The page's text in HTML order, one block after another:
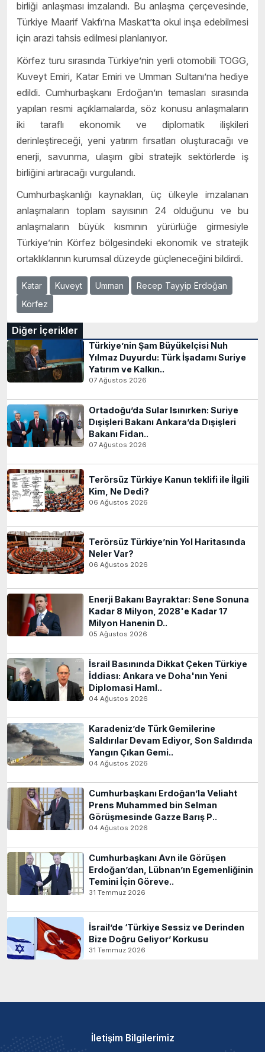
birliği anlaşması imzalandı. Bu anlaşma çerçevesinde,
Türkiye Maarif Vakfı’na Maskat’ta okul inşa edebilmesi
için arazi tahsis edilmesi planlanıyor.
Körfez turu sırasında Türkiye’nin yerli otomobili TOGG,
Kuveyt Emiri, Katar Emiri ve Umman Sultanı’na hediye
edildi. Cumhurbaşkanı Erdoğan’ın temasları sırasında
yapılan resmi açıklamalarda, söz konusu anlaşmaların
iki taraflı ekonomik ve diplomatik ilişkileri
derinleştireceği, yeni yatırım fırsatları oluşturacağı ve
enerji, savunma, ulaşım gibi stratejik sektörlerde iş
birliğini artıracağı vurgulandı.
Cumhurbaşkanlığı kaynakları, üç ülkeyle imzalanan
anlaşmaların toplam sayısının 24 olduğunu ve bu
anlaşmaların büyük kısmının yürürlüğe girmesiyle
Türkiye’nin Körfez bölgesindeki ekonomik ve stratejik
ortaklıklarının kurumsal düzeyde güçleneceğini bildirdi.
Katar Kuveyt Umman
Recep Tayyip Erdoğan
Körfez
Diğer İçerikler
Türkiye’nin Şam Büyükelçisi Nuh
Yılmaz Duyurdu: Türk İşadamı Suriye
Yatırım ve Kalkın..
07 Ağustos 2026
Ortadoğu’da Sular Isınırken: Suriye
Dışişleri Bakanı Ankara’da Dışişleri
Bakanı Fidan..
07 Ağustos 2026
Terörsüz Türkiye Kanun teklifi ile İlgili
Kim, Ne Dedi?
06 Ağustos 2026
Terörsüz Türkiye’nin Yol Haritasında
Neler Var?
06 Ağustos 2026
Enerji Bakanı Bayraktar: Sene Sonuna
Kadar 8 Milyon, 2028'e Kadar 17
Milyon Hanenin D..
05 Ağustos 2026
İsrail Basınında Dikkat Çeken Türkiye
İddiası: Ankara ve Doha'nın Yeni
Diplomasi Haml..
04 Ağustos 2026
Karadeniz’de Türk Gemilerine
Saldırılar Devam Ediyor, Son Saldırıda
Yangın Çıkan Gemi..
04 Ağustos 2026
Cumhurbaşkanı Erdoğan’la Veliaht
Prens Muhammed bin Selman
Görüşmesinde Gazze Barış P..
04 Ağustos 2026
Cumhurbaşkanı Avn ile Görüşen
Erdoğan’dan, Lübnan’ın Egemenliğinin
Temini İçin Göreve..
31 Temmuz 2026
İsrail’de ‘Türkiye Sessiz ve Derinden
Bize Doğru Geliyor’ Korkusu
31 Temmuz 2026
İletişim Bilgilerimiz